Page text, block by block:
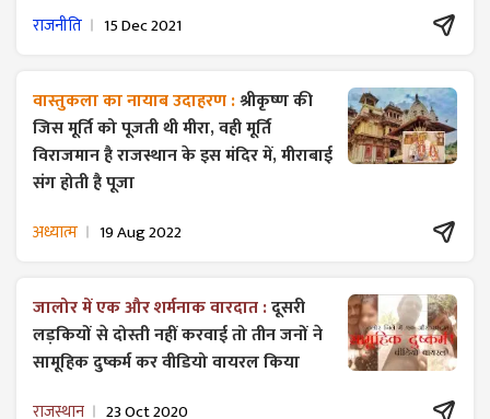
राजनीति 15 Dec 2021
वास्तुकला का नायाब उदाहरण :श्रीकृष्ण की
जिस मूर्ति को पूजती थी मीरा, वही मूर्ति
विराजमान है राजस्थान के इस मंदिर में, मीराबाई
संग होती है पूजा
अध्यात्म 19 Aug 2022
जालोर में एक और शर्मनाक वारदात :दूसरी
लड़कियों से दोस्ती नहीं करवाई तो तीन जनों ने
सामूहिक दुष्कर्म कर वीडियो वायरल किया
राजस्थान 23 Oct 2020